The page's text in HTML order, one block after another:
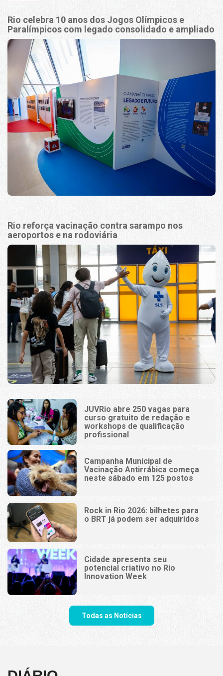
Rio celebra 10 anos dos Jogos Olímpicos e
Paralímpicos com legado consolidado e ampliado
Rio reforça vacinação contra sarampo nos
aeroportos e na rodoviária
JUVRio abre 250 vagas para
curso gratuito de redação e
workshops de qualificação
profissional
Campanha Municipal de
Vacinação Antirrábica começa
neste sábado em 125 postos
Rock in Rio 2026: bilhetes para
o BRT já podem ser adquiridos
Cidade apresenta seu
potencial criativo no Rio
Innovation Week
Todas as Notícias